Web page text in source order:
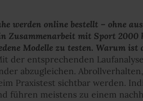
werden online bestellt – ohne
Zusammenarbeit mit Sport
Modelle zu testen. Warum ist
der entsprechenden
abzugleichen.
Praxistest sichtbar werden.
führen meistens zu einem